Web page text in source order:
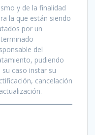
y de la finalidad
la que están siendo
por un
del
pudiendo
su caso instar su
cancelación